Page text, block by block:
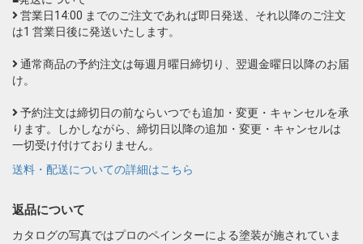
営業日14:00 までのご注文であれば即日発送、それ以降のご注文
は1 営業日後に発送いたします。
通常商品の予約注文は毎週月曜日締切り、翌週金曜日以降のお届
け。
予約注文は締切日の前ならいつでも追加・変更・キャンセルを承
ります。しかしながら、締切日以降の追加・変更・キャンセルは
一切受け付けておりません。
送料・配送についての詳細はこちら
返品について
カタログの写真ではプロのペインターによる塗装が施されていま